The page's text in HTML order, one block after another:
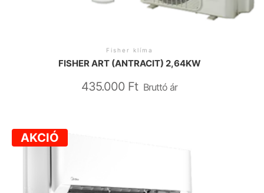
Fisher klíma
FISHER ART (ANTRACIT) 2,64KW
435.000 Ft Bruttó ár
AKCIÓ